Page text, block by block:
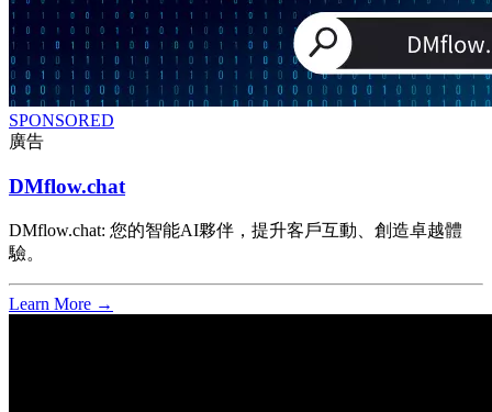
SPONSORED
廣告
DMflow.chat
DMflow.chat: 您的智能AI夥伴，提升客戶互動、創造卓越體
驗。
Learn More →